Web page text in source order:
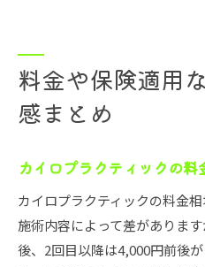
料金や保険適用
感まとめ
カイロプラクティックの料
カイロプラクティックの料金
施術内容によって差がありま
後、2回目以降は4,000円前後